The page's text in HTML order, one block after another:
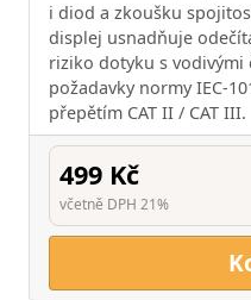
i diod a zkoušku
displej usnadňuje
riziko dotyku s
požadavky normy IEC-
přepětím CAT II / CAT III.
499 Kč
včetně DPH 21%